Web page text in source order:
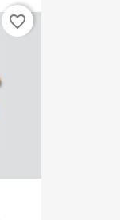
favorite_border